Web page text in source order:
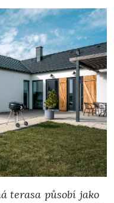
terasa působí jako